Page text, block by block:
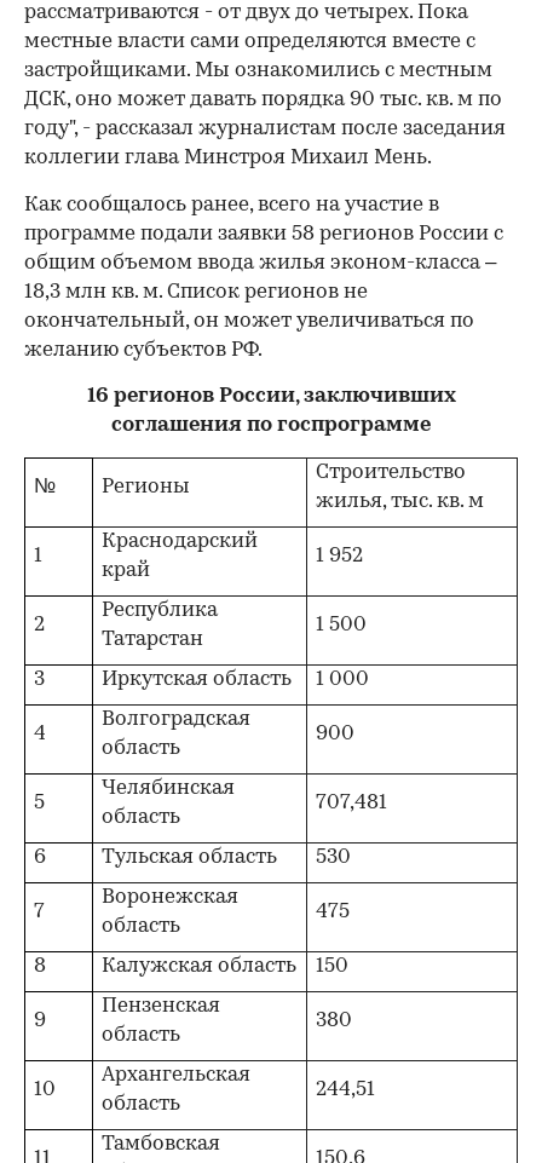
рассматриваются - от двух до четырех. Пока
местные власти сами определяются вместе с
застройщиками. Мы ознакомились с местным
ДСК, оно может давать порядка 90 тыс. кв. м по
году", - рассказал журналистам после заседания
коллегии глава Минстроя Михаил Мень.
Как сообщалось ранее, всего на участие в
программе подали заявки 58 регионов России с
общим объемом ввода жилья эконом-класса –
18,3 млн кв. м. Список регионов не
окончательный, он может увеличиваться по
желанию субъектов РФ.
16 регионов России, заключивших
соглашения по госпрограмме
№ Регионы
Строительство
жилья, тыс. кв. м
1
Краснодарский
край
1 952
2
Республика
Татарстан
1 500
3 Иркутская область 1 000
4
Волгоградская
область
900
5
Челябинская
область
707,481
6 Тульская область 530
7
Воронежская
область
475
8 Калужская область 150
9
Пензенская
область
380
10
Архангельская
область
244,51
11
Тамбовская
150,6